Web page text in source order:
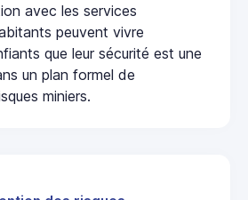
avec les services
peuvent vivre
que leur sécurité est une
un plan formel de
miniers.